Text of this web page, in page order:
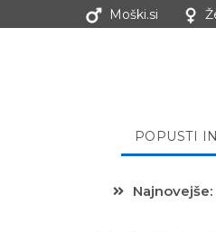
Moški.si
POPUSTI
Najnovejše: